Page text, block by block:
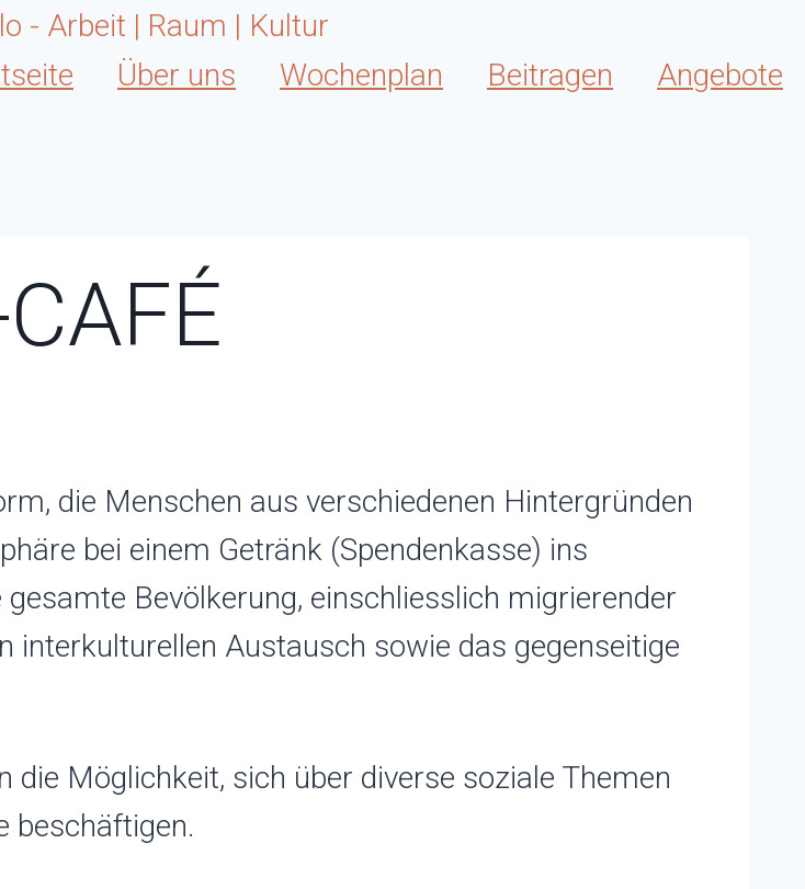
Über uns Wochenplan Beitragen
Angebote
die Menschen aus verschiedenen Hintergründen
bei einem Getränk (Spendenkasse) ins
Bevölkerung, einschliesslich migrierender
interkulturellen Austausch sowie das gegenseitige
die Möglichkeit, sich über diverse soziale Themen
beschäftigen.